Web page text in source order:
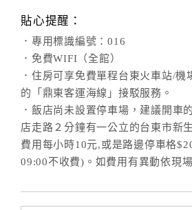
貼心提醒：
．專用標識編號：016
．免費WIFI（全館）
．住房可享免費單程台東火車站/機
的「鼎東客運海線」接駁服務。
．飯店尚未設置停車場，建議開車
店走路２分鐘有一公立的台東市新
費用每小時10元,或是路邊停車格
09:00不收費)。如費用有異動依現